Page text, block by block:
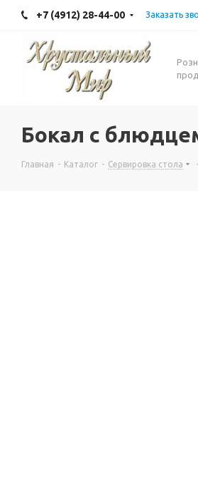
+7 (4912) 28-44-00 Заказать
Бокал с
Главная - Каталог - Сервировка стола -